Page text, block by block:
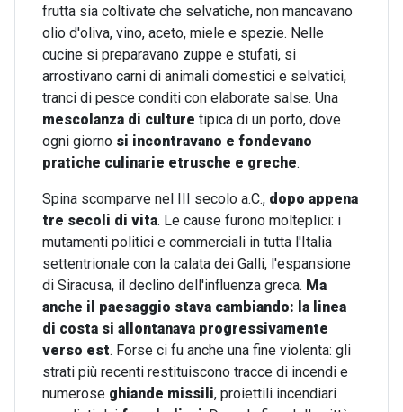
frutta sia coltivate che selvatiche, non mancavano
olio d'oliva, vino, aceto, miele e spezie. Nelle
cucine si preparavano zuppe e stufati, si
arrostivano carni di animali domestici e selvatici,
tranci di pesce conditi con elaborate salse. Una
mescolanza di culture tipica di un porto, dove
ogni giorno si incontravano e fondevano
pratiche culinarie etrusche e greche.
Spina scomparve nel III secolo a.C., dopo appena
tre secoli di vita. Le cause furono molteplici: i
mutamenti politici e commerciali in tutta l'Italia
settentrionale con la calata dei Galli, l'espansione
di Siracusa, il declino dell'influenza greca. Ma
anche il paesaggio stava cambiando: la linea
di costa si allontanava progressivamente
verso est. Forse ci fu anche una fine violenta: gli
strati più recenti restituiscono tracce di incendi e
numerose ghiande missili, proiettili incendiari